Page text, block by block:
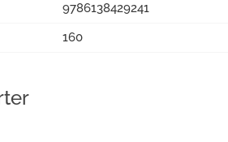
9786138429241
160